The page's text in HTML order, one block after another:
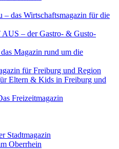
– das Wirtschaftsmagazin für die
– der Gastro- & Gusto-
Magazin rund um die
für Freiburg und Region
Eltern & Kids in Freiburg und
Freizeitmagazin
Stadtmagazin
Oberrhein